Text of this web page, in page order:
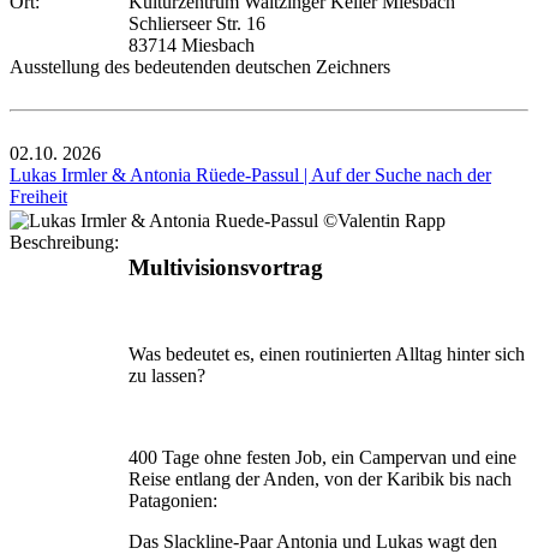
Schlierseer Str. 16
83714 Miesbach
Ausstellung des bedeutenden deutschen Zeichners
02.10. 2026
Lukas Irmler & Antonia Rüede-Passul | Auf der Suche nach der
Freiheit
Beschreibung:
Multivisionsvortrag
Was bedeutet es, einen routinierten Alltag hinter sich
zu lassen?
400 Tage ohne festen Job, ein Campervan und eine
Reise entlang der Anden, von der Karibik bis nach
Patagonien:
Das Slackline-Paar Antonia und Lukas wagt den